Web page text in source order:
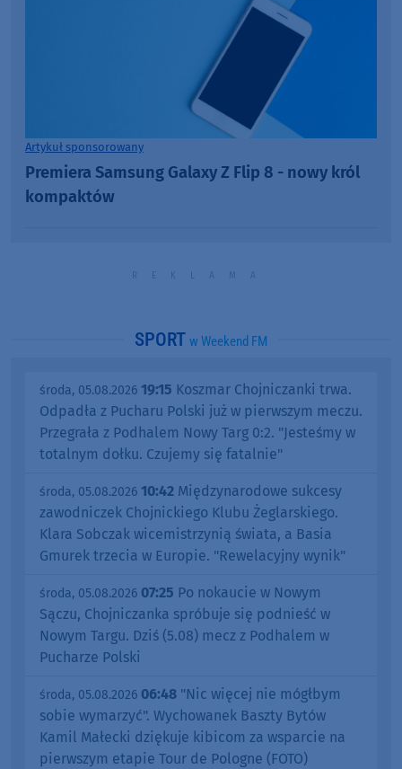
Artykuł sponsorowany
Premiera Samsung Galaxy Z Flip 8 - nowy król
kompaktów
SPORT w Weekend FM
środa, 05.08.2026 19:15 Koszmar Chojniczanki trwa.
Odpadła z Pucharu Polski już w pierwszym meczu.
Przegrała z Podhalem Nowy Targ 0:2. "Jesteśmy w
totalnym dołku. Czujemy się fatalnie"
środa, 05.08.2026 10:42 Międzynarodowe sukcesy
zawodniczek Chojnickiego Klubu Żeglarskiego.
Klara Sobczak wicemistrzynią świata, a Basia
Gmurek trzecia w Europie. "Rewelacyjny wynik"
środa, 05.08.2026 07:25 Po nokaucie w Nowym
Sączu, Chojniczanka spróbuje się podnieść w
Nowym Targu. Dziś (5.08) mecz z Podhalem w
Pucharze Polski
środa, 05.08.2026 06:48 "Nic więcej nie mógłbym
sobie wymarzyć". Wychowanek Baszty Bytów
Kamil Małecki dziękuje kibicom za wsparcie na
pierwszym etapie Tour de Pologne (FOTO)